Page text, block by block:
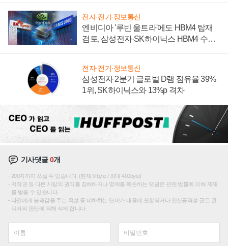
전자·전기·정보통신
엔비디아 '루빈 울트라'에도 HBM4 탑재
검토, 삼성전자·SK하이닉스 HBM4 수율
전자·전기·정보통신
삼성전자 2분기 글로벌 D램 점유율 39%
1위, SK하이닉스와 13%p 격차
기사댓글0개
200자까지 쓰실 수 있습니다. (현재 0 byte / 최대 400byte)
저작권 등 다른 사람의 권리를 침해하거나 명예를 훼손하는 댓글은 관련 법률에 의해 제재
를 받을 수 있습니다.
타인에게 불쾌감을 주는 욕설 등 비하하는 단어가 내용에 포함되거나 인신공격성 글은 관
리자의 판단에 의해 삭제 합니다.